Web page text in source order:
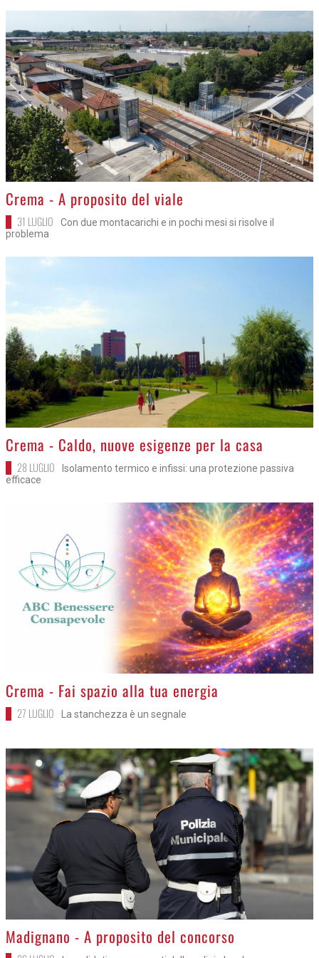
>
Crema - A proposito del viale
31 LUGLIO
Con due montacarichi e in pochi mesi si risolve il
problema
>
Crema - Caldo, nuove esigenze per la casa
28 LUGLIO
Isolamento termico e infissi: una protezione passiva
efficace
>
Crema - Fai spazio alla tua energia
27 LUGLIO La stanchezza è un segnale
>Madignano - A proposito del concorso